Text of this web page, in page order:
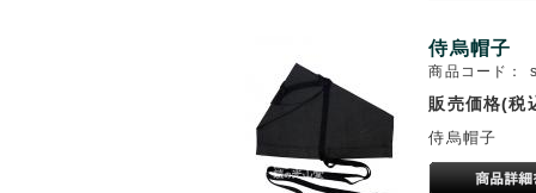
侍烏帽子
商品コード：
販売価格(税
侍烏帽子